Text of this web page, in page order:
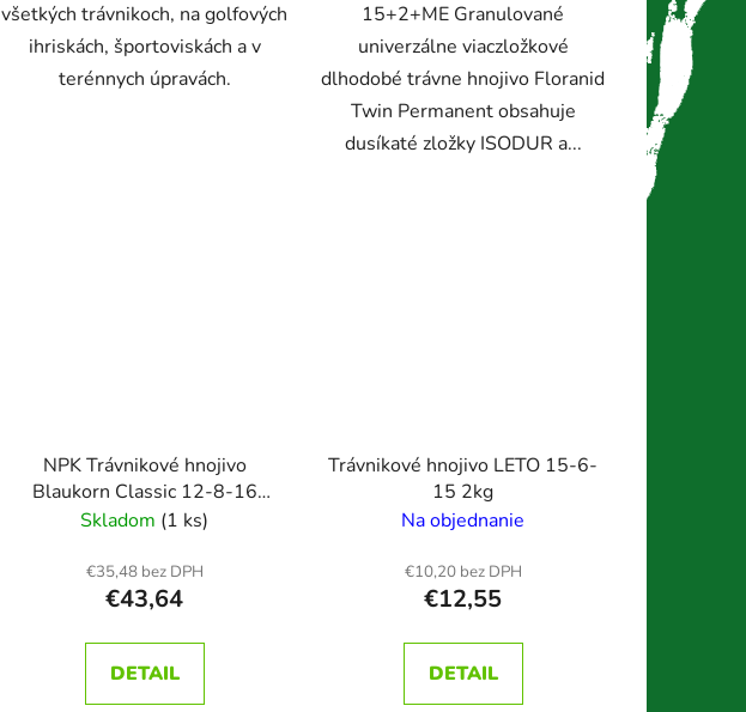
všetkých trávnikoch, na golfových
ihriskách, športoviskách a v
terénnych úpravách.
15+2+ME Granulované
univerzálne viaczložkové
dlhodobé trávne hnojivo Floranid
Twin Permanent obsahuje
dusíkaté zložky ISODUR a...
NPK Trávnikové hnojivo
Blaukorn Classic 12-8-16
+3+ME
Skladom (1 ks)
€35,48 bez DPH
€43,64
DETAIL
Trávnikové hnojivo LETO 15-6-
15 2kg
Na objednanie
€10,20 bez DPH
€12,55
DETAIL